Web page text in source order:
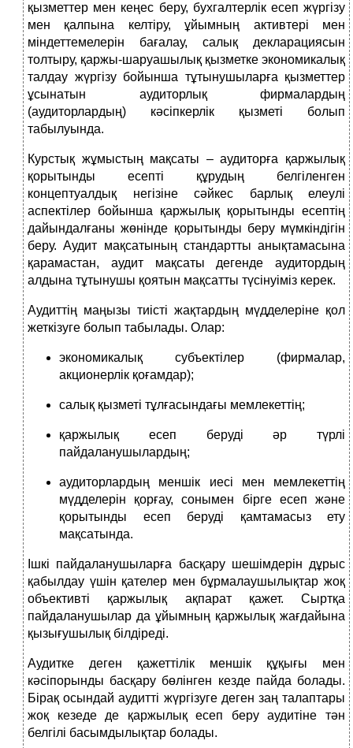
қызметтер мен кеңес беру, бухгалтерлік есеп жүргізу
мен қалпына келтіру, ұйымның активтері мен
міндеттемелерін бағалау, салық декларациясын
толтыру, қаржы-шаруашылық қызметке экономикалық
талдау жүргізу бойынша тұтынушыларға қызметтер
ұсынатын аудиторлық фирмалардың
(аудиторлардың) кәсіпкерлік қызметі болып
табылуында.
Курстық жұмыстың мақсаты – аудиторға қаржылық
қорытынды есепті құрудың белгіленген
концептуалдық негізіне сәйкес барлық елеулі
аспектілер бойынша қаржылық қорытынды есептің
дайындалғаны жөнінде қорытынды беру мүмкіндігін
беру. Аудит мақсатының стандартты анықтамасына
қарамастан, аудит мақсаты дегенде аудитордың
алдына тұтынушы қоятын мақсатты түсінуіміз керек.
Аудиттің маңызы тиісті жақтардың мүдделеріне қол
жеткізуге болып табылады. Олар:
экономикалық субъектілер (фирмалар,
акционерлік қоғамдар);
салық қызметі тұлғасындағы мемлекеттің;
қаржылық есеп беруді әр түрлі
пайдаланушылардың;
аудиторлардың меншік иесі мен мемлекеттің
мүдделерін қорғау, сонымен бірге есеп және
қорытынды есеп беруді қамтамасыз ету
мақсатында.
Ішкі пайдаланушыларға басқару шешімдерін дұрыс
қабылдау үшін қателер мен бұрмалаушылықтар жоқ
объективті қаржылық ақпарат қажет. Сыртқа
пайдаланушылар да ұйымның қаржылық жағдайына
қызығушылық білдіреді.
Аудитке деген қажеттілік меншік құқығы мен
кәсіпорынды басқару бөлінген кезде пайда болады.
Бірақ осындай аудитті жүргізуге деген заң талаптары
жоқ кезеде де қаржылық есеп беру аудитіне тән
белгілі басымдылықтар болады.